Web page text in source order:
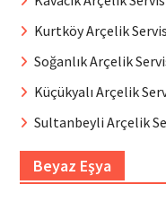
Kurtköy Arçelik
Soğanlık Arçelik
Küçükyalı Arçelik
Sultanbeyli Arçelik
Beyaz Eşya